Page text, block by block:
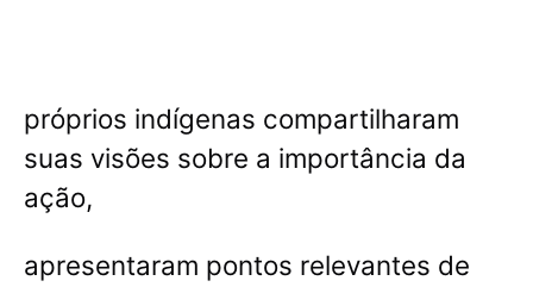
próprios indígenas compartilharam
suas visões sobre a importância da
ação,
apresentaram pontos relevantes de